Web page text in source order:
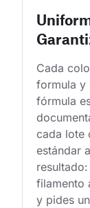
Cada
formula y
fórmula
cada lote
estándar
filamento
y pides